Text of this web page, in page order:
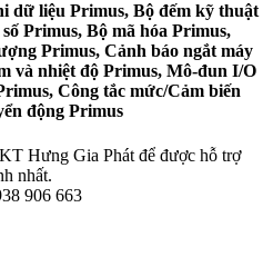
dữ liệu Primus, Bộ đếm kỹ thuật
Primus, Bộ mã hóa Primus,
Primus, Cảnh báo ngắt máy
và nhiệt độ Primus, Mô-đun I/O
Công tắc mức/Cảm biến
động Primus
Hưng Gia Phát để được hỗ trợ
nhất.
906 663